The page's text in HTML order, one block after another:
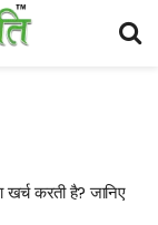
खर्च करती है? जानिए